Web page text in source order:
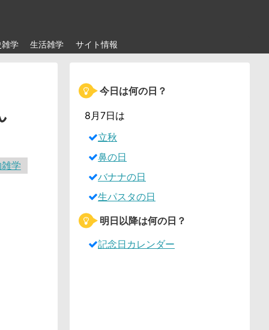
学 生活雑学 サイト情報
学
今日は何の日？
8月7日は
立秋
鼻の日
バナナの日
生パスタの日
明日以降は何の日？
記念日カレンダー